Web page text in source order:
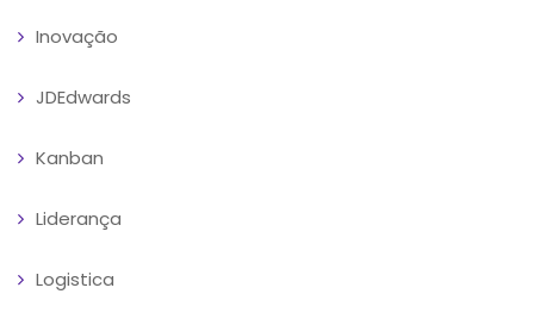
Inovação
JDEdwards
Kanban
Liderança
Logistica